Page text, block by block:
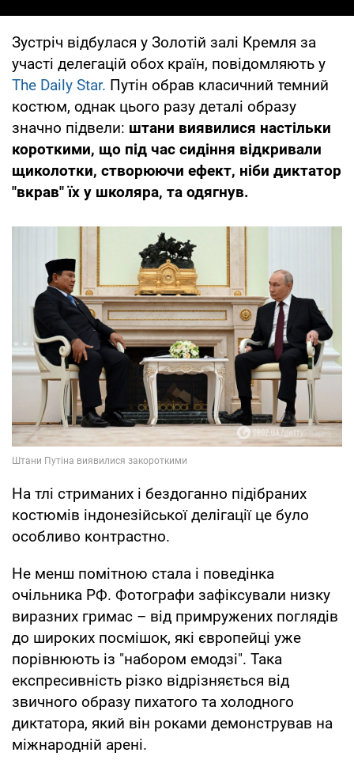
Зустріч відбулася у Золотій залі Кремля за
участі делегацій обох країн, повідомляють у
The Daily Star. Путін обрав класичний темний
костюм, однак цього разу деталі образу
значно підвели: штани виявилися настільки
короткими, що під час сидіння відкривали
щиколотки, створюючи ефект, ніби диктатор
"вкрав" їх у школяра, та одягнув.
На тлі стриманих і бездоганно підібраних
костюмів індонезійської делігації це було
особливо контрастно.
Не менш помітною стала і поведінка
очільника РФ. Фотографи зафіксували низку
виразних гримас – від примружених поглядів
до широких посмішок, які європейці уже
порівнюють із "набором емодзі". Така
експресивність різко відрізняється від
звичного образу пихатого та холодного
диктатора, який він роками демонстрував на
міжнародній арені.